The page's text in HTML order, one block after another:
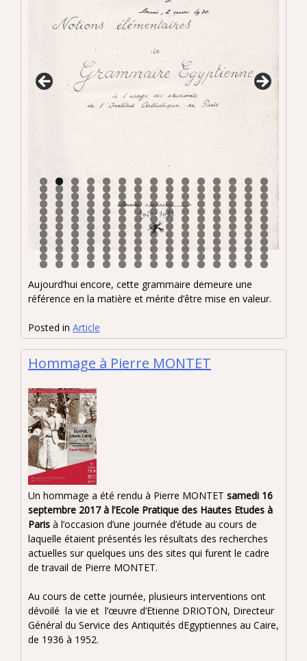
Aujourd’hui encore, cette grammaire demeure une
référence en la matière et mérite d’être mise en valeur.
Posted in Article
Hommage à Pierre MONTET
Un hommage a été rendu à Pierre MONTET samedi 16
septembre 2017 à l’Ecole Pratique des Hautes Etudes à
Paris à l’occasion d’une journée d’étude au cours de
laquelle étaient présentés les résultats des recherches
actuelles sur quelques uns des sites qui furent le cadre
de travail de Pierre MONTET.
Au cours de cette journée, plusieurs interventions ont
dévoilé la vie et l’œuvre d’Etienne DRIOTON, Directeur
Général du Service des Antiquités dEgyptiennes au Caire,
de 1936 à 1952.